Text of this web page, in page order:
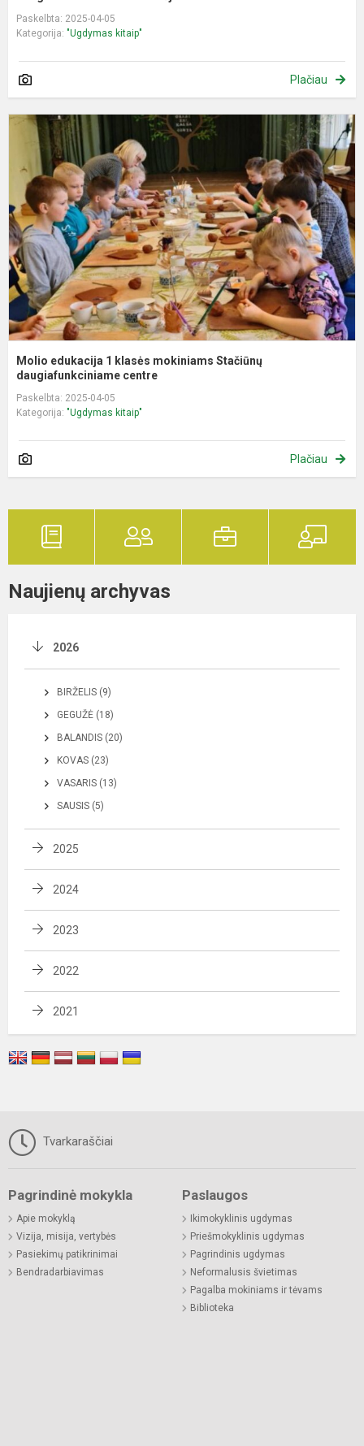
Paskelbta: 2025-04-05
Kategorija: "Ugdymas kitaip"
Plačiau
Molio edukacija 1 klasės mokiniams Stačiūnų
daugiafunkciniame centre
Paskelbta: 2025-04-05
Kategorija: "Ugdymas kitaip"
Plačiau
Naujienų archyvas
2026
BIRŽELIS (9)
GEGUŽĖ (18)
BALANDIS (20)
KOVAS (23)
VASARIS (13)
SAUSIS (5)
2025
2024
2023
2022
2021
Tvarkaraščiai
Pagrindinė mokykla
Apie mokyklą
Vizija, misija, vertybės
Pasiekimų patikrinimai
Bendradarbiavimas
Paslaugos
Ikimokyklinis ugdymas
Priešmokyklinis ugdymas
Pagrindinis ugdymas
Neformalusis švietimas
Pagalba mokiniams ir tėvams
Biblioteka